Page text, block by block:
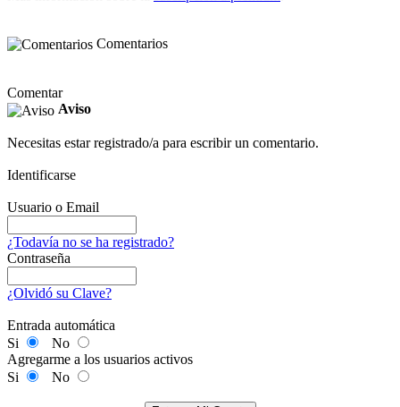
Comentarios
Comentar
Aviso
Necesitas estar registrado/a para escribir un comentario.
Identificarse
Usuario o Email
¿Todavía no se ha registrado?
Contraseña
¿Olvidó su Clave?
Entrada automática
Si
No
Agregarme a los usuarios activos
Si
No